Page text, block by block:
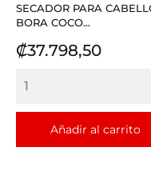
SECADOR PARA
BORA COCO...
Precio
₡37.798,50
Añadir al carrito